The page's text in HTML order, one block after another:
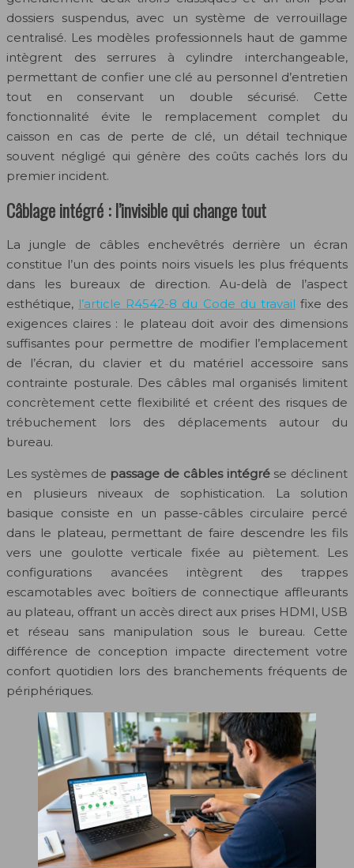
dossiers suspendus, avec un système de verrouillage
centralisé. Les modèles professionnels haut de gamme
intègrent des serrures à cylindre interchangeable,
permettant de confier une clé au personnel d’entretien
tout en conservant un double sécurisé. Cette
fonctionnalité évite le remplacement complet du
caisson en cas de perte de clé, un détail technique
souvent négligé qui génère des coûts cachés lors du
premier incident.
Câblage intégré : l’invisible qui change tout
La jungle de câbles enchevêtrés derrière un écran
constitue l’un des points noirs visuels les plus fréquents
dans les bureaux de direction. Au-delà de l’aspect
esthétique, l’article R4542-8 du Code du travail fixe des
exigences claires : le plateau doit avoir des dimensions
suffisantes pour permettre de modifier l’emplacement
de l’écran, du clavier et du matériel accessoire sans
contrainte posturale. Des câbles mal organisés limitent
concrètement cette flexibilité et créent des risques de
trébuchement lors des déplacements autour du
bureau.
Les systèmes de passage de câbles intégrése déclinent
en plusieurs niveaux de sophistication. La solution
basique consiste en un passe-câbles circulaire percé
dans le plateau, permettant de faire descendre les fils
vers une goulotte verticale fixée au piètement. Les
configurations avancées intègrent des trappes
escamotables avec boîtiers de connectique affleurants
au plateau, offrant un accès direct aux prises HDMI, USB
et réseau sans manipulation sous le bureau. Cette
différence de conception impacte directement votre
confort quotidien lors des branchements fréquents de
périphériques.